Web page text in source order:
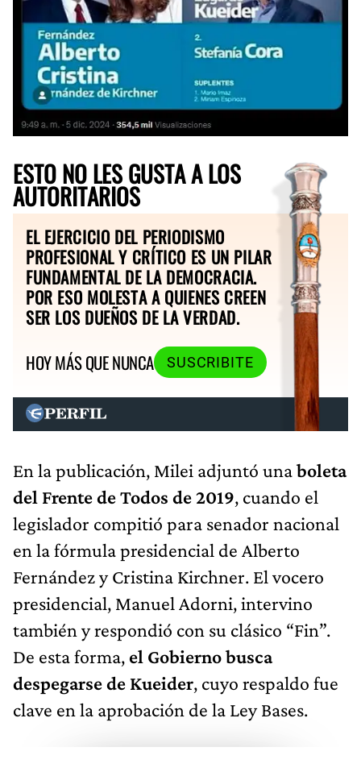
ESTO NO LES GUSTA A LOS
AUTORITARIOS
EL EJERCICIO DEL PERIODISMO
PROFESIONAL Y CRÍTICO ES UN PILAR
FUNDAMENTAL DE LA DEMOCRACIA.
POR ESO MOLESTA A QUIENES CREEN
SER LOS DUEÑOS DE LA VERDAD.
HOY MÁS QUE NUNCA
SUSCRIBITE
En la publicación, Milei adjuntó unaboleta
del Frente de Todos de 2019, cuando el
legislador compitió para senador nacional
en la fórmula presidencial de Alberto
Fernández y Cristina Kirchner. El vocero
presidencial, Manuel Adorni, intervino
también y respondió con su clásico “Fin”.
De esta forma, el Gobierno busca
despegarse de Kueider, cuyo respaldo fue
clave en la aprobación de la Ley Bases.